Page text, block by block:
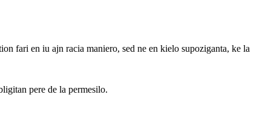
fari en iu ajn racia maniero, sed ne en kielo supoziganta, ke la
pere de la permesilo.